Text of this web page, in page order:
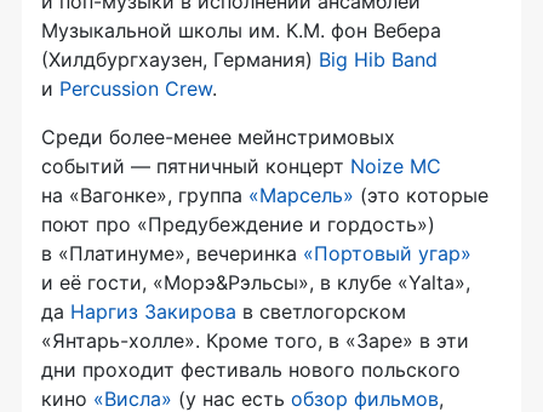
Музыкальной школы им. К.М. фон Вебера
(Хилдбургхаузен, Германия) Big Hib Band
и Percussion Crew.
Среди более-менее мейнстримовых
событий — пятничный концерт Noize MC
на «Вагонке», группа «Марсель» (это которые
поют про «Предубеждение и гордость»)
в «Платинуме», вечеринка «Портовый угар»
и её гости, «Морэ&Рэльсы», в клубе «Yalta»,
да Наргиз Закирова в светлогорском
«Янтарь-холле». Кроме того, в «Заре» в эти
дни проходит фестиваль нового польского
кино «Висла» (у нас есть обзор фильмов,